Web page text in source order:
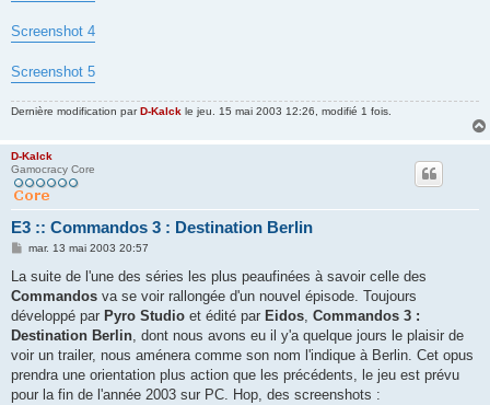
Screenshot 4
Screenshot 5
Dernière modification parD-Kalck le jeu. 15 mai 2003 12:26, modifié 1 fois.
D-Kalck
Gamocracy Core
E3 :: Commandos 3 : Destination Berlin
M
s
a
g
mar. 13 mai 2003 20:57
La suite de l'une des séries les plus peaufinées à savoir celle des
Commandos va se voir rallongée d'un nouvel épisode. Toujours
développé par Pyro Studio et édité par Eidos, Commandos 3 :
Destination Berlin, dont nous avons eu il y'a quelque jours le plaisir de
voir un trailer, nous aménera comme son nom l'indique à Berlin. Cet opus
prendra une orientation plus action que les précédents, le jeu est prévu
pour la fin de l'année 2003 sur PC. Hop, des screenshots :